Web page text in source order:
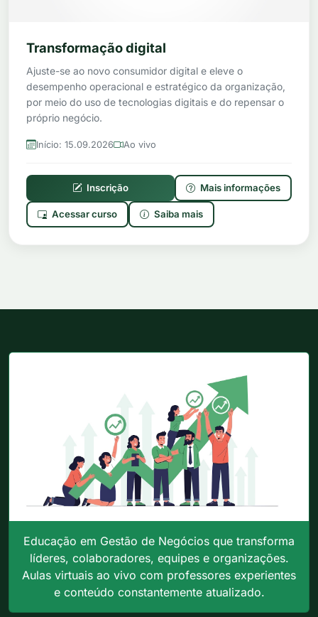
Transformação digital
Ajuste-se ao novo consumidor digital e eleve o
desempenho operacional e estratégico da organização,
por meio do uso de tecnologias digitais e do repensar o
próprio negócio.
Início: 15.09.2026 Ao vivo
Inscrição Mais informações
Acessar curso Saiba mais
Educação em Gestão de Negócios que transforma
líderes, colaboradores, equipes e organizações.
Aulas virtuais ao vivo com professores experientes
e conteúdo constantemente atualizado.